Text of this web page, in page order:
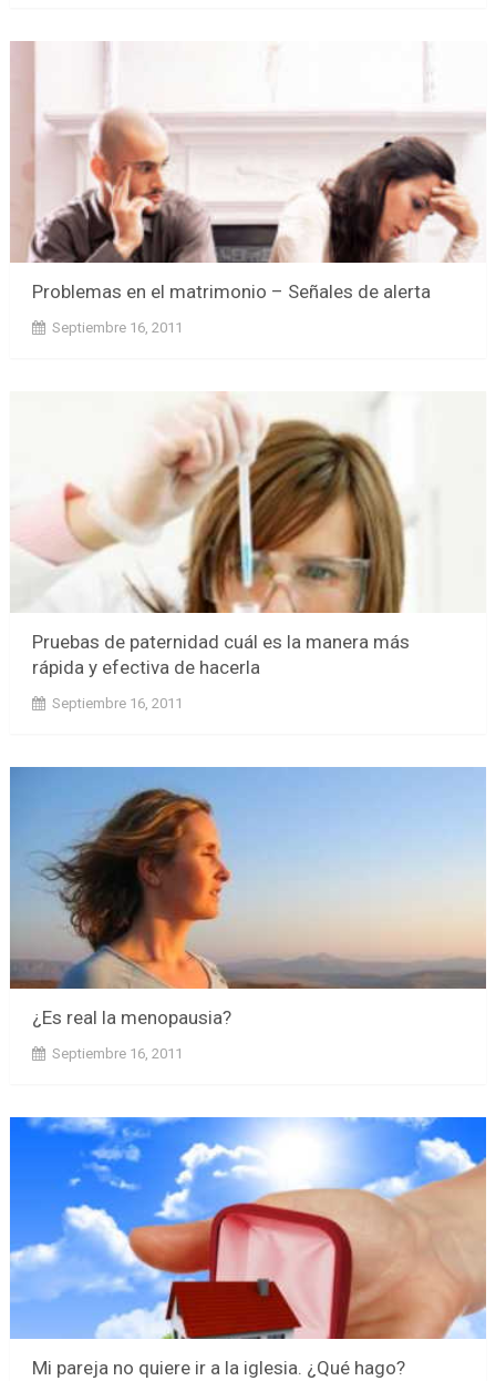
Problemas en el matrimonio – Señales de alerta
Septiembre 16, 2011
Pruebas de paternidad cuál es la manera más
rápida y efectiva de hacerla
Septiembre 16, 2011
¿Es real la menopausia?
Septiembre 16, 2011
Mi pareja no quiere ir a la iglesia. ¿Qué hago?